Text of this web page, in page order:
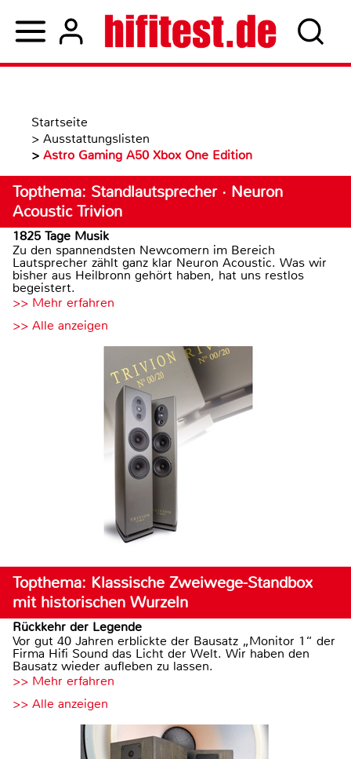
Startseite
> Ausstattungslisten
> Astro Gaming A50 Xbox One Edition
Topthema: Standlautsprecher · Neuron
Acoustic Trivion
1825 Tage Musik
Zu den spannendsten Newcomern im Bereich
Lautsprecher zählt ganz klar Neuron Acoustic. Was wir
bisher aus Heilbronn gehört haben, hat uns restlos
begeistert.
>> Mehr erfahren
>> Alle anzeigen
Topthema: Klassische Zweiwege-Standbox
mit historischen Wurzeln
Rückkehr der Legende
Vor gut 40 Jahren erblickte der Bausatz „Monitor 1“ der
Firma Hifi Sound das Licht der Welt. Wir haben den
Bausatz wieder aufleben zu lassen.
>> Mehr erfahren
>> Alle anzeigen